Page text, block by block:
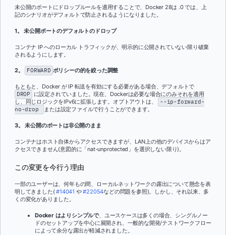
未公開のポートにドロップルールを適用することで、Docker 28は .0 では、上
記のシナリオがデフォルトで防止されるようになりました。
1。 未公開ポートのデフォルトのドロップ
コンテナ IP へのローカル トラフィックが、明示的に公開されていない限り破棄
されるようにします。
2。 FORWARD ポリシーの的を絞った調整
もともと、Docker が IP 転送を有効にする必要がある場合、デフォルトで
DROP
に設定されていました。現在、Dockerは必要な場合にのみそれを適用
し、同じロジックをIPv6に拡張します。オプトアウトは、
--ip-forward-
no-drop
または設定ファイルで行うことができます。
3。 未公開のポートは非公開のまま
コンテナはホスト自体からアクセスできますが、LAN上の他のデバイスからはア
クセスできません(意図的に「nat-unprotected」を選択しない限り)。
この変更を今行う理由
一部のユーザーは、何年もの間、ローカルネットワークの露出について懸念を表
明してきました(#14041 や#22054などの問題を参照)。しかし、それ以来、多
くの変化がありました。
Docker はよりシンプルで、ユースケースは多くの場合、シングルノー
ドのセットアップを中心に展開され、一般的な開発/テストワークフロー
によって余分な露出が軽減されました。